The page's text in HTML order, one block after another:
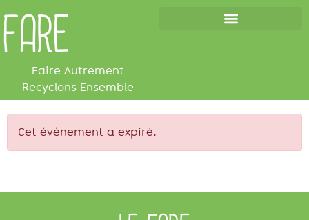
FARE
Faire Autrement
Recyclons Ensemble
Cet évènement a expiré.